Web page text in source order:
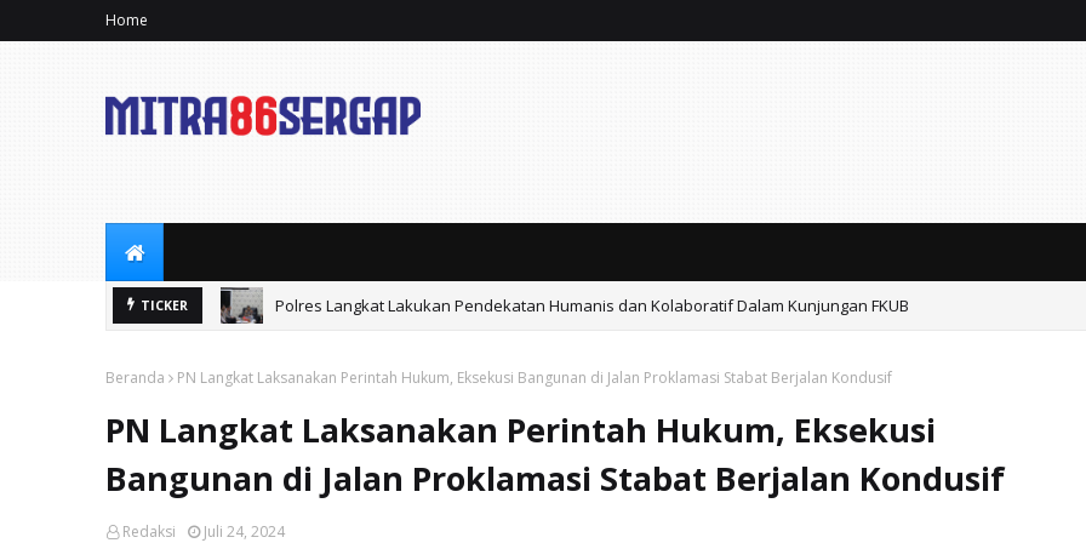
Home
TICKER Polres Langkat Lakukan Pendekatan Humanis dan Kolaboratif Dalam Kunjungan FKUB
Beranda PN Langkat Laksanakan Perintah Hukum, Eksekusi Bangunan di Jalan Proklamasi Stabat Berjalan Kondusif
PN Langkat Laksanakan Perintah Hukum, Eksekusi
Bangunan di Jalan Proklamasi Stabat Berjalan Kondusif
Redaksi Juli 24, 2024